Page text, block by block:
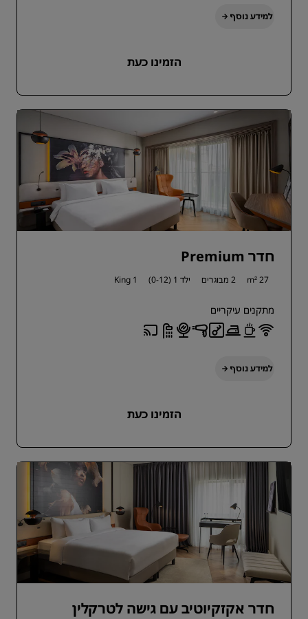
למידע נוסף
הזמינו כעת
חדר Premium
27 m² 2 מבוגרים ילד 1 (0-12) 1 King
מתקנים עיקריים
למידע נוסף
הזמינו כעת
חדר אקזקיוטיב עם גישה לטרקלין